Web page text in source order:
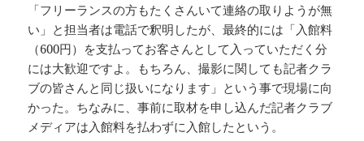
「フリーランスの方もたくさんいて連絡の取りようが無
い」と担当者は電話で釈明したが、最終的には「入館料
（600円）を支払ってお客さんとして入っていただく分
には大歓迎ですよ。もちろん、撮影に関しても記者クラ
ブの皆さんと同じ扱いになります」という事で現場に向
かった。ちなみに、事前に取材を申し込んだ記者クラブ
メディアは入館料を払わずに入館したという。